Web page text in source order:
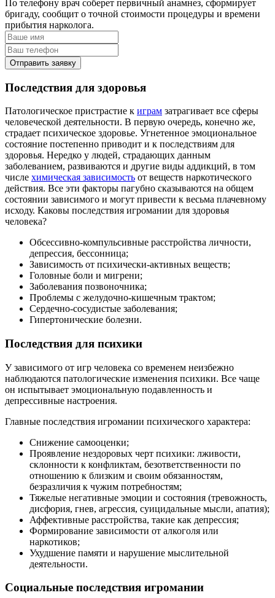
По телефону врач соберет первичный анамнез, сформирует
бригаду, сообщит о точной стоимости процедуры и времени
прибытия нарколога.
Отправить заявку
Последствия для здоровья
Патологическое пристрастие к играм затрагивает все сферы
человеческой деятельности. В первую очередь, конечно же,
страдает психическое здоровье. Угнетенное эмоциональное
состояние постепенно приводит и к последствиям для
здоровья. Нередко у людей, страдающих данным
заболеванием, развиваются и другие виды аддикций, в том
числе химическая зависимость от веществ наркотического
действия. Все эти факторы пагубно сказываются на общем
состоянии зависимого и могут привести к весьма плачевному
исходу. Каковы последствия игромании для здоровья
человека?
Обсессивно-компульсивные расстройства личности,
депрессия, бессонница;
Зависимость от психически-активных веществ;
Головные боли и мигрени;
Заболевания позвоночника;
Проблемы с желудочно-кишечным трактом;
Сердечно-сосудистые заболевания;
Гипертонические болезни.
Последствия для психики
У зависимого от игр человека со временем неизбежно
наблюдаются патологические изменения психики. Все чаще
он испытывает эмоциональную подавленность и
депрессивные настроения.
Главные последствия игромании психического характера:
Снижение самооценки;
Проявление нездоровых черт психики: лживости,
склонности к конфликтам, безответственности по
отношению к близким и своим обязанностям,
безразличия к чужим потребностям;
Тяжелые негативные эмоции и состояния (тревожность,
дисфория, гнев, агрессия, суицидальные мысли, апатия);
Аффективные расстройства, такие как депрессия;
Формирование зависимости от алкоголя или
наркотиков;
Ухудшение памяти и нарушение мыслительной
деятельности.
Социальные последствия игромании